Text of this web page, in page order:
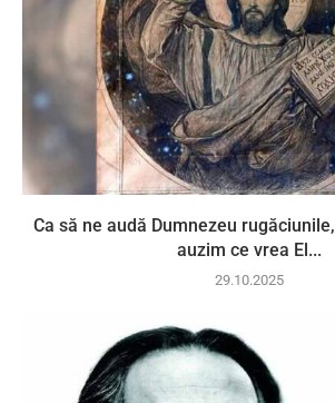
Ca să ne audă Dumnezeu
auzim ce vrea El...
29.10.2025